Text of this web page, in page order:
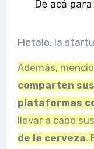
Fletalo, la
Además,
comparten
plataformas
llevar a cabo
de la cerveza.